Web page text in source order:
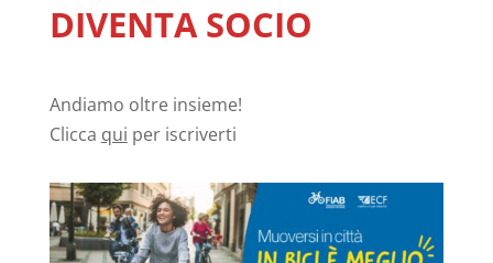
DIVENTA SOCIO
Andiamo oltre insieme!
Clicca qui per iscriverti